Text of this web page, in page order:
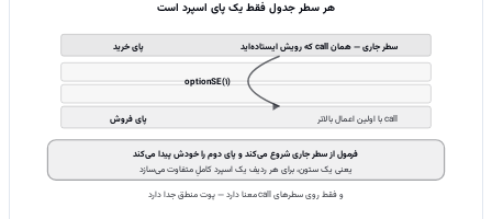
هر سطر جدول فقط یک پای اسپرد است
سطر جاری — همان call که رویش ایستاده‌اید پای خرید
call با اولین اعمال بالاتر پای فروش
optionSE(1)
فرمول از سطر جاری شروع می‌کند و پای دوم را خودش پیدا می‌کند
یعنی یک ستون، برای هر ردیف یک اسپرد کاملِ متفاوت می‌سازد
و فقط روی سطرهای call معنا دارد — پوت منطق جدا دارد